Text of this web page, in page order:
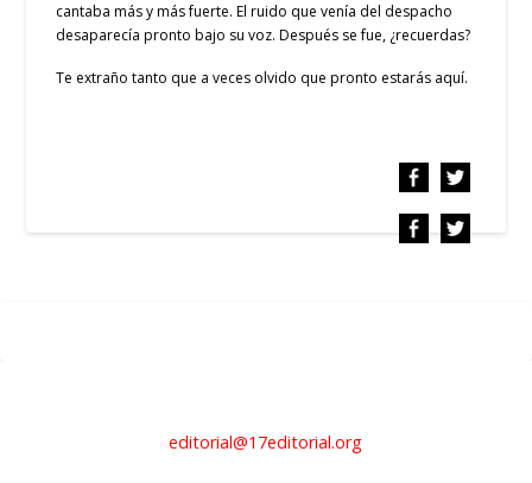
cantaba más y más fuerte. El ruido que venía del despacho
desaparecía pronto bajo su voz. Después se fue, ¿recuerdas?
Te extraño tanto que a veces olvido que pronto estarás aquí.
editorial@17editorial.org